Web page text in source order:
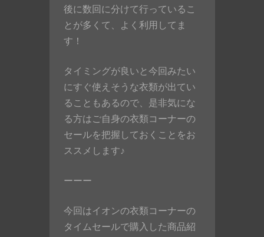
後に数回に分けて行っているこ
とが多くて、よく利用してま
す！
タイミングが良いと今回みたい
にすぐ使えそうな衣類が出てい
ることもあるので、是非気にな
る方はご自身の衣類コーナーの
セールを把握しておくことをお
ススメします♪
ーーー
今回はイオンの衣類コーナーの
タイムセールで購入した商品紹